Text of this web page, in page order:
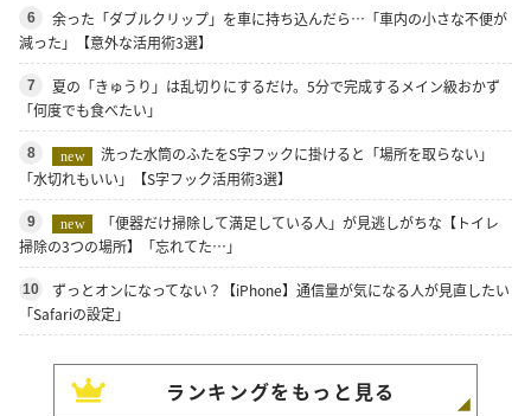
6
余った「ダブルクリップ」を車に持ち込んだら…「車内の小さな不便が
減った」【意外な活用術3選】
7
夏の「きゅうり」は乱切りにするだけ。5分で完成するメイン級おかず
「何度でも食べたい」
8 new
洗った水筒のふたをS字フックに掛けると「場所を取らない」
「水切れもいい」【S字フック活用術3選】
9 new
「便器だけ掃除して満足している人」が見逃しがちな【トイレ
掃除の3つの場所】「忘れてた…」
10
ずっとオンになってない？【iPhone】通信量が気になる人が見直したい
「Safariの設定」
ランキングをもっと見る